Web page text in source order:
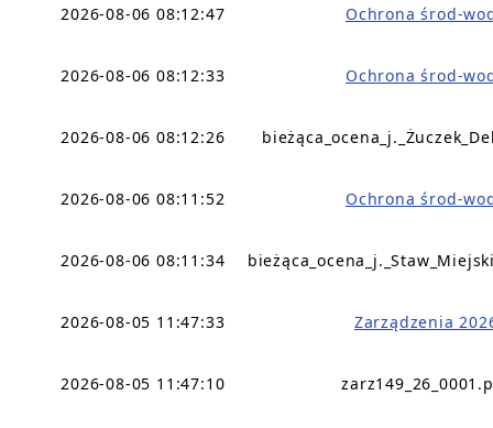
2026-08-06 08:12:47 Ochrona środ-
2026-08-06 08:12:33 Ochrona środ-
2026-08-06 08:12:26
2026-08-06 08:11:52 Ochrona środ-
2026-08-06 08:11:34
2026-08-05 11:47:33 Zarządzenia
2026-08-05 11:47:10